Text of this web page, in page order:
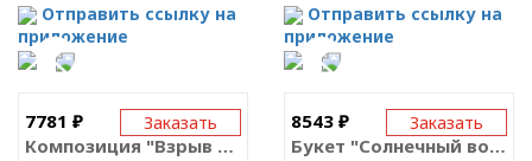
Отправить ссылку на
приложение
Отправить ссылку на
приложение
Заказать
8543 ₽
Букет "Солнечный восход"
Заказать
7781 ₽
Композиция "Взрыв эмоций"